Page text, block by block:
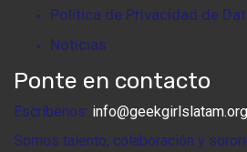
Política de Privacidad de
Noticias
Ponte en contacto
Escríbenos: info@geekgirlslatam.org
Somos talento, colaboración y